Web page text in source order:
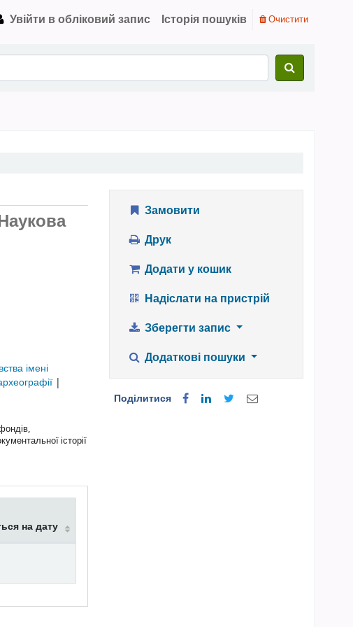
Увійти в обліковий запис Історія пошуків Очистити
імені
|
історії
на дату
Замовити
Друк
Додати у кошик
Надіслати на пристрій
Зберегти запис
Додаткові пошуки
Поділитися